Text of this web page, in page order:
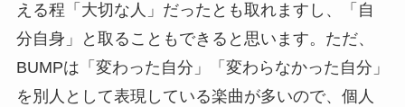
える程「大切な人」だったとも取れますし、「自
分自身」と取ることもできると思います。ただ、
BUMPは「変わった自分」「変わらなかった自分」
を別人として表現している楽曲が多いので、個人